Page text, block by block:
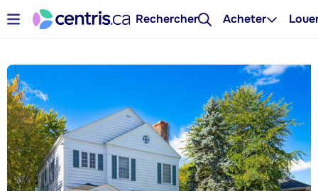
Rechercher Acheter